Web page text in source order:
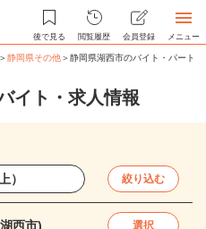
後で見る 閲覧履歴 会員登録 メニュー
＞静岡県その他＞静岡県湖西市のバイト・パート求
イト・求人情報
絞り込む
西市) 選択